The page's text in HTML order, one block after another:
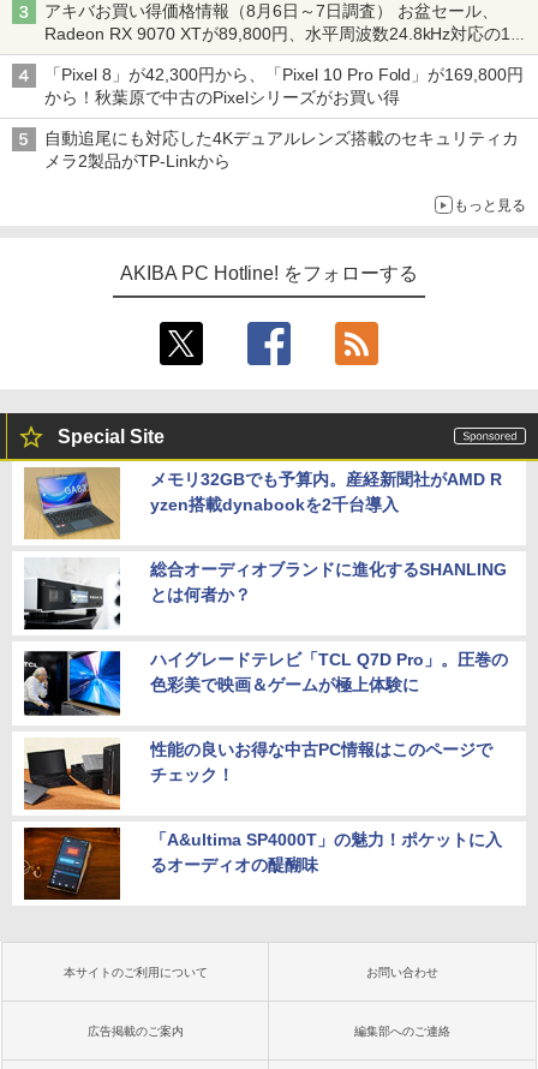
アキバお買い得価格情報（8月6日～7日調査） お盆セール、
Radeon RX 9070 XTが89,800円、水平周波数24.8kHz対応の17
型モニターが9,801円、暑さ指数連動セール ほか
「Pixel 8」が42,300円から、「Pixel 10 Pro Fold」が169,800円
から！秋葉原で中古のPixelシリーズがお買い得
自動追尾にも対応した4Kデュアルレンズ搭載のセキュリティカ
メラ2製品がTP-Linkから
もっと見る
AKIBA PC Hotline! をフォローする
Special Site
メモリ32GBでも予算内。産経新聞社がAMD R
yzen搭載dynabookを2千台導入
総合オーディオブランドに進化するSHANLING
とは何者か？
ハイグレードテレビ「TCL Q7D Pro」。圧巻の
色彩美で映画＆ゲームが極上体験に
性能の良いお得な中古PC情報はこのページで
チェック！
「A&ultima SP4000T」の魅力！ポケットに入
るオーディオの醍醐味
本サイトのご利用について お問い合わせ
広告掲載のご案内 編集部へのご連絡